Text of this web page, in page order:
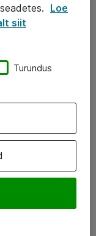
Loe
siit
Turundus